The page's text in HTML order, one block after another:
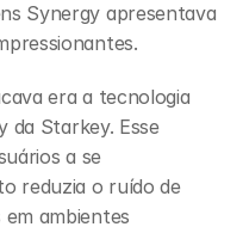
Synergy apresentava
era a tecnologia
da Starkey. Esse
a se
reduzia o ruído de
ambientes